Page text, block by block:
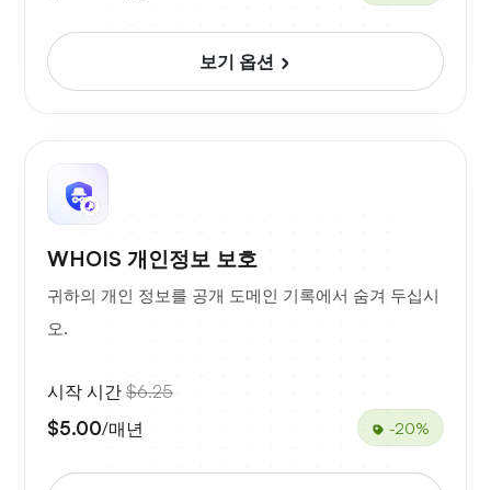
보기 옵션
WHOIS 개인정보 보호
귀하의 개인 정보를 공개 도메인 기록에서 숨겨 두십시
오.
시작 시간 $6.25
$5.00/매년 -20%